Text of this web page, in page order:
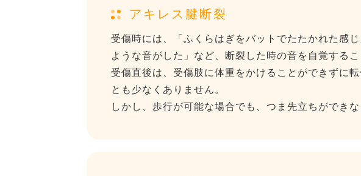
アキレス腱断裂
受傷時には、「ふくらはぎをバットでたたかれた感
ような音がした」など、断裂した時の音を自覚するこ
受傷直後は、受傷肢に体重をかけることができずに
とも少なくありません。
しかし、歩行が可能な場合でも、つま先立ちができな